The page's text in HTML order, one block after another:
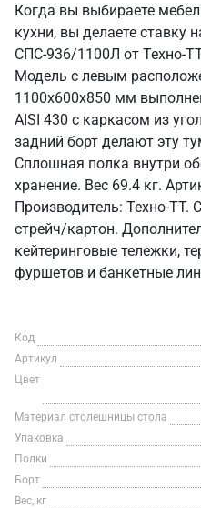
Когда вы выбираете
кухни, вы делаете ставку
СПС-936/1100Л от Техно-
Модель с левым
1100x600x850 мм
AISI 430 с каркасом из
задний борт делают эту
Сплошная полка внутри
хранение. Вес 69.4 кг.
Производитель: Техно-ТТ.
стрейч/картон.
кейтеринговые тележки,
фуршетов и банкетные
Код
Артикул
Цвет
Материал столешницы стола
Упаковка
Полки
Борт
Вес, кг